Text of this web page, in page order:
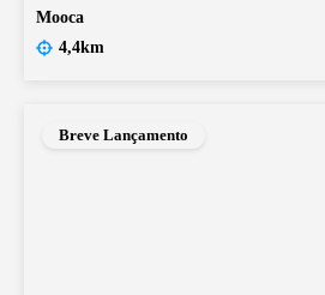
Mooca
4,4km
Breve Lançamento